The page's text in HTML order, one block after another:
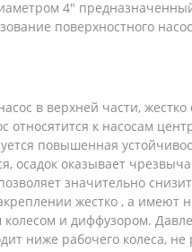
4″
поверхностного
в верхней части,
к насосам
повышенная
осадок оказывает
значительно
жестко , а
и диффузором.
ниже рабочего колеса,